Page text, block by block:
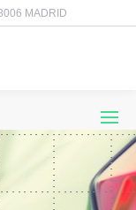
MADRID